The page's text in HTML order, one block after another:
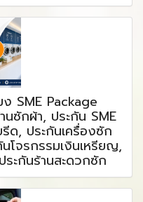
SME Package
ซักผ้า, ประกัน SME
ด, ประกันเครื่องซัก
โจรกรรมเงินเหรียญ,
ะกันร้านสะดวกซัก